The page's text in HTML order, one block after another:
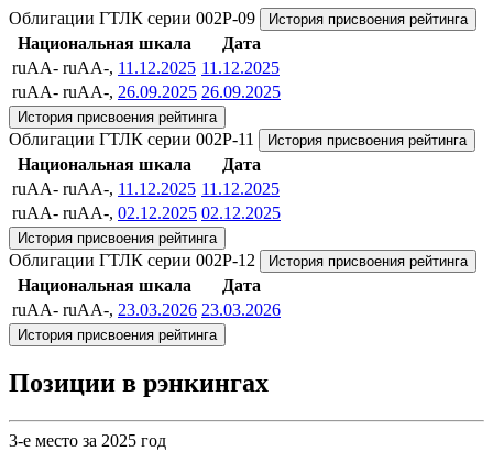
Облигации ГТЛК серии 002P-09 История присвоения рейтинга
Национальная шкала
Дата
ruAA- ruAA-, 11.12.2025 11.12.2025
ruAA- ruAA-, 26.09.2025 26.09.2025
История присвоения рейтинга
Облигации ГТЛК серии 002P-11 История присвоения рейтинга
Национальная шкала
Дата
ruAA- ruAA-, 11.12.2025 11.12.2025
ruAA- ruAA-, 02.12.2025 02.12.2025
История присвоения рейтинга
Облигации ГТЛК серии 002P-12 История присвоения рейтинга
Национальная шкала
Дата
ruAA- ruAA-, 23.03.2026 23.03.2026
История присвоения рейтинга
Позиции в рэнкингах
3-е место за 2025 год